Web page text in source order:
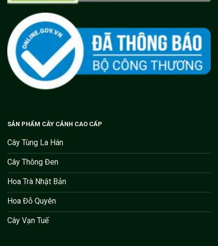
SẢN PHẨM CÂY CẢNH CAO CẤP
Cây Tùng La Hán
Cây Thông Đen
Hoa Trà Nhật Bản
Hoa Đỗ Quyên
Cây Vạn Tuế